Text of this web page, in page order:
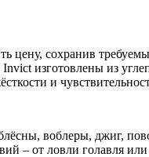
цену, сохранив
изготовлены из
и
воблеры, джиг,
– от ловли голавля